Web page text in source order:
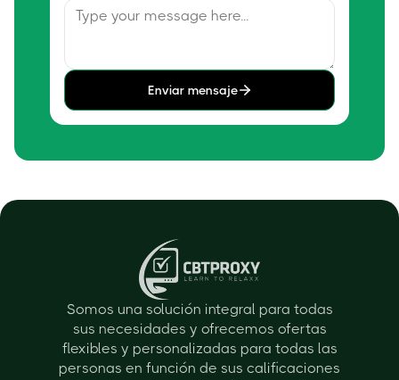
Enviar mensaje
Somos una solución integral para todas
sus necesidades y ofrecemos ofertas
flexibles y personalizadas para todas las
personas en función de sus calificaciones